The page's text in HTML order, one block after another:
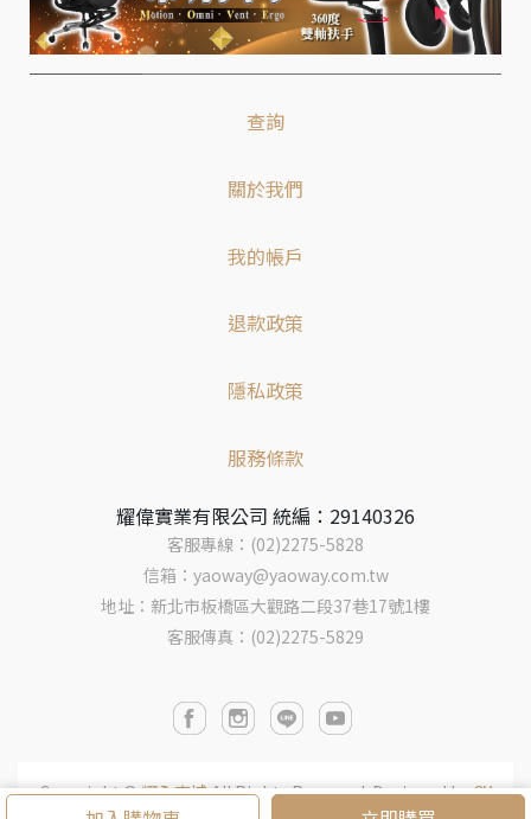
查詢
關於我們
我的帳戶
退款政策
隱私政策
服務條款
耀偉實業有限公司 統編：29140326
客服專線：(02)2275-5828
信箱：yaoway@yaoway.com.tw
地址：新北市板橋區大觀路二段37巷17號1樓
客服傳真：(02)2275-5829
Copyright ©耀全商城All Rights Reserved.Designed byCY